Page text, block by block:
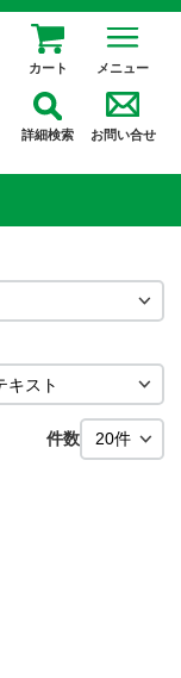
カート メニュー
詳細検索 お問い合せ
件数